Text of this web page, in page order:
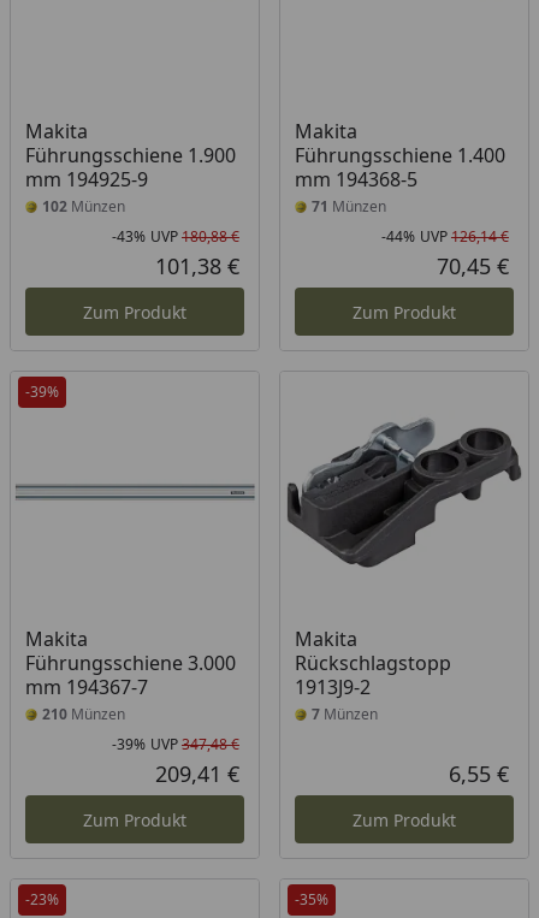
Makita
Führungsschiene 1.900
mm 194925-9
102 Münzen
Rabatt in Prozent
-43%
Ursprünglicher Preis
UVP180,88 €
Aktueller Preis
101,38 €
Zum Produkt
Makita
Führungsschiene 1.400
mm 194368-5
71 Münzen
-44% UVP126,14 €
70,45 €
Zum Produkt
-39%
Makita
Führungsschiene 3.000
mm 194367-7
210 Münzen
Rabatt in Prozent
-39%
Ursprünglicher Preis
UVP347,48 €
Aktueller Preis
209,41 €
Zum Produkt
Makita
Rückschlagstopp
1913J9-2
7Münzen
6,55 €
Zum Produkt
-23% -35%